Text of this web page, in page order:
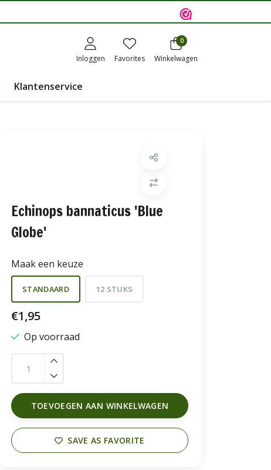
Inloggen Favorites
0
Winkelwagen
Klantenservice
Echinops bannaticus 'Blue
Globe'
Maak een keuze
STANDAARD 12 STUKS
€1,95
Op voorraad
TOEVOEGEN AAN WINKELWAGEN
SAVE AS FAVORITE